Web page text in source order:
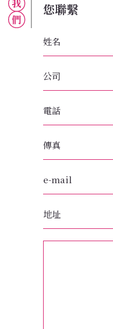
您聯繫
姓名
公司
電話
傳真
e-mail
地址